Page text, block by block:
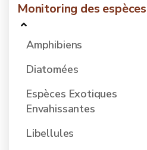
Monitoring des espèces
Amphibiens
Diatomées
Espèces Exotiques
Envahissantes
Libellules